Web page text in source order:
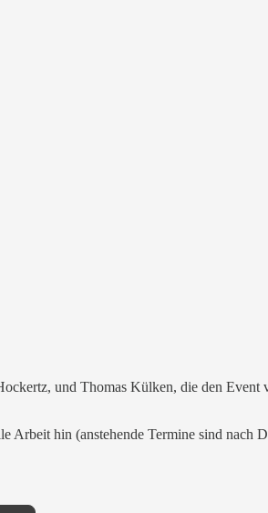
und Thomas Külken, die den Event
Arbeit hin (anstehende Termine sind